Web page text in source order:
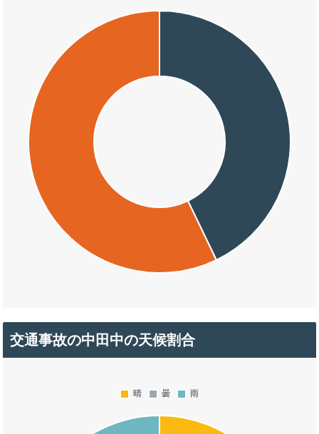
交通事故の中田中の天候割合